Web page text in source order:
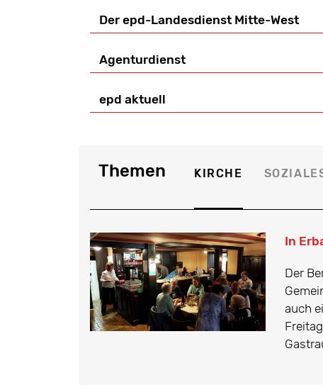
Der epd-Landesdienst Mitte-West
Agenturdienst
epd aktuell
Themen KIRCHE
In
Der
auch